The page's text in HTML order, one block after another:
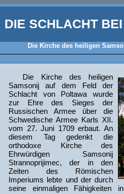
DIE SCHLACHT
Die Kirche des heiligen
Die Kirche des heiligen
Samsonij auf dem Feld der
Schlacht von Poltawa wurde
zur Ehre des Sieges der
Russischen Armee über die
Schwedische Armee Karls XII.
vom 27. Juni 1709 erbaut. An
diesem Tag gedenkt die
orthodoxe Kirche des
Ehrwürdigen Samsonij
Strannoprijimec, der in den
Zeiten des Römischen
Imperiums lebte und der durch
seine einmaligen Fähigkeiten